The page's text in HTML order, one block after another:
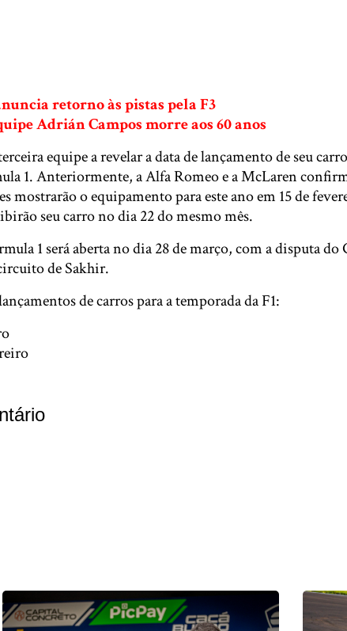
retorno às pistas pela F3
Adrián Campos morre aos 60 anos
equipe a revelar a data de lançamento de seu
1. Anteriormente, a Alfa Romeo e a McLaren
mostrarão o equipamento para este ano em 15 de
seu carro no dia 22 do mesmo mês.
1 será aberta no dia 28 de março, com a disputa do
de Sakhir.
de carros para a temporada da F1: